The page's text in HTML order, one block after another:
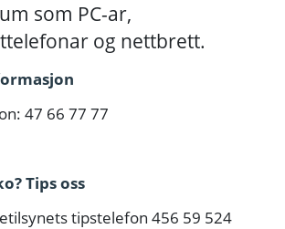
som PC-ar,
og nettbrett.
47 66 77 77
Tips oss
tipstelefon 456 59 524